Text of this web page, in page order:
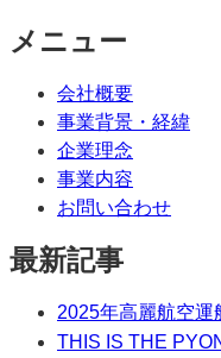
メニュー
会社概要
事業背景・経緯
企業理念
事業内容
お問い合わせ
最新記事
2025年高麗航空運
THIS IS THE